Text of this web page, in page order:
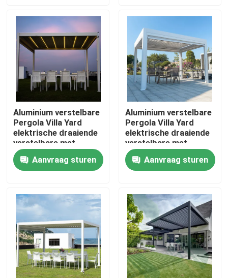
Producten
Ongeveer ons
Fabrieksreis
Kwaliteitscontrole
Contacteer ons
Verzoek om een Citaat
De Pergola van het aluminiumterras
De Pergola van aluminiumlouvered
Aluminium verstelbare
Pergola Villa Yard
elektrische draaiende
verstelbare met
uittrekbaar dak
Aanvraag sturen
Aluminium verstelbare
Pergola Villa Yard
elektrische draaiende
verstelbare met
uittrekbaar dak
Aanvraag sturen